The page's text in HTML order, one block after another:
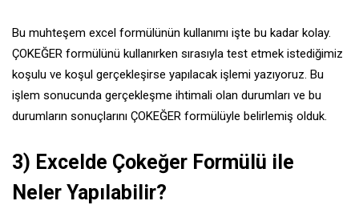
Bu muhteşem excel formülünün kullanımı işte bu kadar kolay.
ÇOKEĞER formülünü kullanırken sırasıyla test etmek istediğimiz
koşulu ve koşul gerçekleşirse yapılacak işlemi yazıyoruz. Bu
işlem sonucunda gerçekleşme ihtimali olan durumları ve bu
durumların sonuçlarını ÇOKEĞER formülüyle belirlemiş olduk.
3) Excelde Çokeğer Formülü ile
Neler Yapılabilir?